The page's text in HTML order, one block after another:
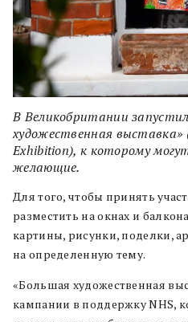
В Великобритании
художественная выставка»
Exhibition), к которому
желающие.
Для того, чтобы принять
разместить на окнах и
картины, рисунки, поделки,
на определенную тему.
«Большая художественная
кампании в поддержку NHS,